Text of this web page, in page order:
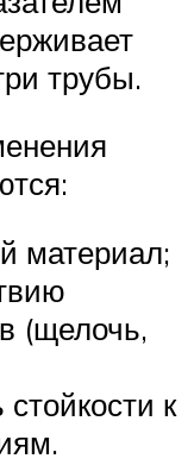
трубы.
материал;
(щелочь,
к